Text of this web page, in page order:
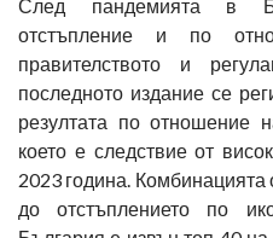
След пандемията в
отстъпление и по
правителството и
последното издание се
резултата по отношение
което е следствие от
2023 година. Комбинацията
до отстъплението по